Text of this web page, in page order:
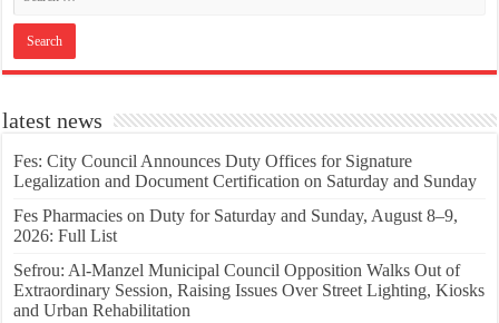
latest news
Fes: City Council Announces Duty Offices for Signature
Legalization and Document Certification on Saturday and Sunday
Fes Pharmacies on Duty for Saturday and Sunday, August 8–9,
2026: Full List
Sefrou: Al-Manzel Municipal Council Opposition Walks Out of
Extraordinary Session, Raising Issues Over Street Lighting, Kiosks
and Urban Rehabilitation